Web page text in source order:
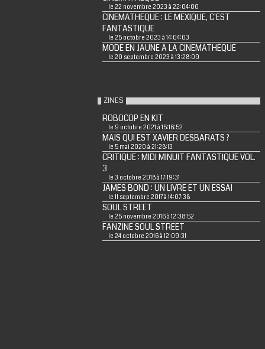
le 22 novembre 2023 à 22:04:00
CINEMATHEQUE : LE MEXIQUE, C'EST
FANTASTIQUE
le 25 octobre 2023 à 14:04:03
MODE EN JAUNE A LA CINEMATHEQUE
le 20 septembre 2023 à 13:28:09
ZINES
ROBOCOP EN KIT
le 9 octobre 2021 à 15:16:52
MAIS QUI EST XAVIER DESBARATS ?
le 5 mai 2020 à 21:28:13
CRITIQUE : MIDI MINUIT FANTASTIQUE VOL.
3
le 3 octobre 2018 à 17:19:31
JAMES BOND : UN LIVRE ET UN ESSAI
le 11 septembre 2017 à 14:07:38
SOUL STREET
le 25 novembre 2016 à 12:38:52
FANZINE SOUL STREET
le 24 octobre 2016 à 12:09:31